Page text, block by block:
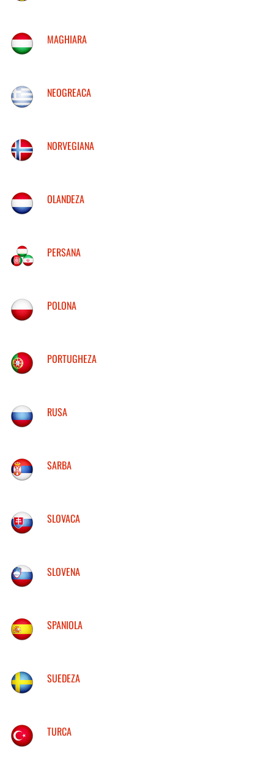
MAGHIARA
NEOGREACA
NORVEGIANA
OLANDEZA
PERSANA
POLONA
PORTUGHEZA
RUSA
SARBA
SLOVACA
SLOVENA
SPANIOLA
SUEDEZA
TURCA